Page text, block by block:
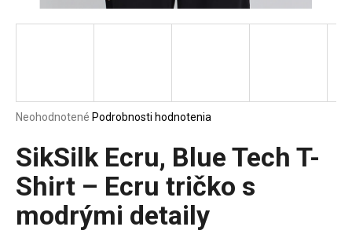
Priemerné
produktu
je
0,0
z
hviezdičiek.
Neohodnotené Podrobnosti hodnotenia
SikSilk Ecru, Blue Tech T-
Shirt – Ecru tričko s
modrými detaily
d
p
o
r
ú